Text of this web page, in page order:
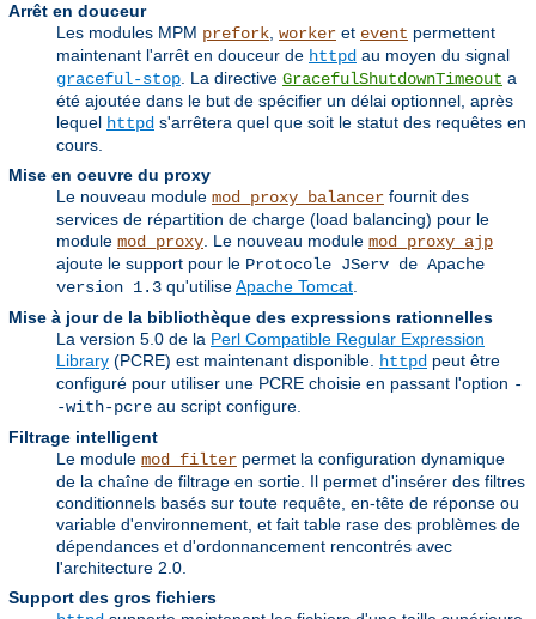
Arrêt en douceur
Les modules MPM prefork worker et event permettent
maintenant l'arrêt en douceur de httpd au moyen du signal
graceful-stop . La directive GracefulShutdownTimeout a
été ajoutée dans le but de spécifier un délai optionnel, après
lequel httpd s'arrêtera quel que soit le statut des requêtes en
cours.
Mise en oeuvre du proxy
Le nouveau module mod_proxy_balancer fournit des
services de répartition de charge (load balancing) pour le
module mod_proxy . Le nouveau module mod_proxy_ajp
ajoute le support pour le Protocole JServ de Apache
version 1.3 qu'utiliseApache Tomcat
Mise à jour de la bibliothèque des expressions rationnelles
La version 5.0 de la Perl Compatible Regular Expression
Library (PCRE) est maintenant disponible. httpd peut être
configuré pour utiliser une PCRE choisie en passant l'option -
-with-pcre au script configure.
Filtrage intelligent
Le module mod_filter permet la configuration dynamique
de la chaîne de filtrage en sortie. Il permet d'insérer des filtres
conditionnels basés sur toute requête, en-tête de réponse ou
variable d'environnement, et fait table rase des problèmes de
dépendances et d'ordonnancement rencontrés avec
l'architecture 2.0.
Support des gros fichiers